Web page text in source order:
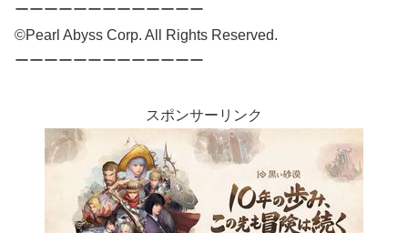
ーーーーーーーーーーーーー
©Pearl Abyss Corp. All Rights Reserved.
ーーーーーーーーーーーーー
スポンサーリンク